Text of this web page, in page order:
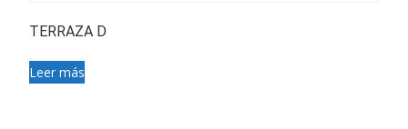
TERRAZA D
Leer más